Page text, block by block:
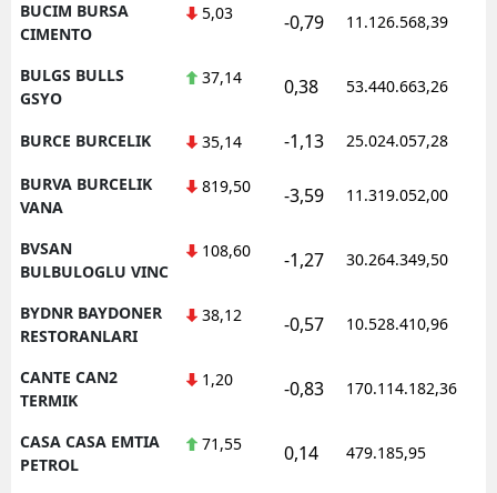
BUCIM BURSA
CIMENTO
5,03 -0,79 11.126.568,39
BULGS BULLS
GSYO
37,14 0,38 53.440.663,26
BURCE BURCELIK 35,14 -1,13 25.024.057,28
BURVA BURCELIK
VANA
819,50 -3,59 11.319.052,00
BVSAN
BULBULOGLU VINC
108,60 -1,27 30.264.349,50
BYDNR BAYDONER
RESTORANLARI
38,12 -0,57 10.528.410,96
CANTE CAN2
TERMIK
1,20 -0,83 170.114.182,36
CASA CASA EMTIA
PETROL
71,55 0,14 479.185,95